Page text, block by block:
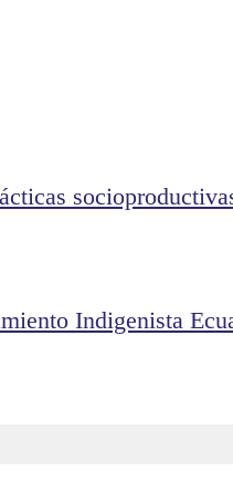
Indigenista